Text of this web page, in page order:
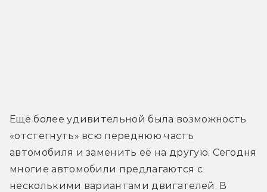
Ещё более удивительной была возможность
«отстегнуть» всю переднюю часть
автомобиля и заменить её на другую. Сегодня
многие автомобили предлагаются с
несколькими вариантами двигателей. В